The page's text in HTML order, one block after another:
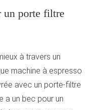
un porte filtre
à travers un
machine à espresso
avec un porte-filtre
a un bec pour un